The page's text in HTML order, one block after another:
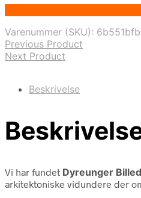
Varenummer (SKU):
Previous Product
Next Product
Beskrivelse
Vi har fundet Dyreunger
arkitektoniske vidundere der